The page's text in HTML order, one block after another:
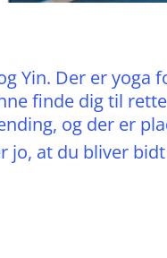
Yin. Der er yoga
finde dig til
og der er
jo, at du bliver